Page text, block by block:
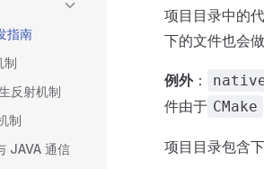
指南
制
反射机制
制
JAVA 通信
项目目录中的
下的文件也会
例外：
件由于 CMake
项目目录包含